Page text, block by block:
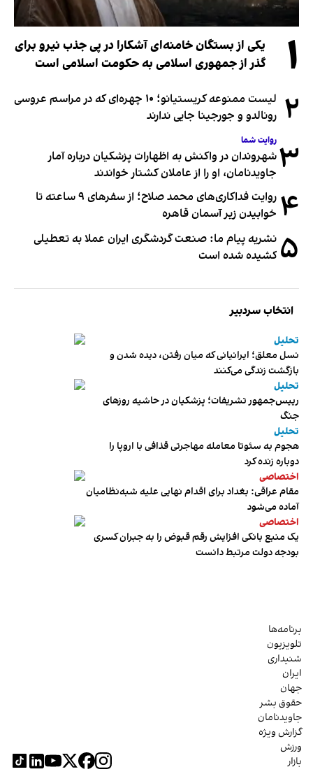
۱
یکی از بستگان خامنه‌ای آشکارا در پی جذب نیرو برای
گذر از جمهوری اسلامی به حکومت اسلامی است
۲
لیست ممنوعه کریستیانو؛ ۱۰ چهره‌ای که در مراسم عروسی
رونالدو و جورجینا جایی ندارند
۳ روایت شما
شهروندان در واکنش به اظهارات پزشکیان درباره آمار
جاویدنامان، او را از عاملان کشتار خواندند
۴
روایت فداکاری‌های محمد صلاح؛ از سفرهای ۹ ساعته تا
خوابیدن زیر آسمان قاهره
۵ نشریه پیام ما: صنعت گردشگری ایران عملا به تعطیلی
کشیده شده است
انتخاب سردبیر
تحلیل
نسل معلق؛ ایرانیانی که میان رفتن، دیده شدن و
بازگشت زندگی می‌کنند
تحلیل
رییس‌جمهور تشریفات؛ پزشکیان در حاشیه روزهای
جنگ
تحلیل
هجوم به سئوتا معامله مهاجرتی قذافی با اروپا را
دوباره زنده کرد
اختصاصی
مقام عراقی: بغداد برای اقدام نهایی علیه شبه‌نظامیان
آماده می‌شود
اختصاصی
یک منبع بانکی افزایش رقم قبوض را به جبران کسری
بودجه دولت مرتبط دانست
برنامه‌ها
تلویزیون
شنیداری
ایران
جهان
حقوق بشر
جاویدنامان
گزارش ویژه
ورزش
بازار